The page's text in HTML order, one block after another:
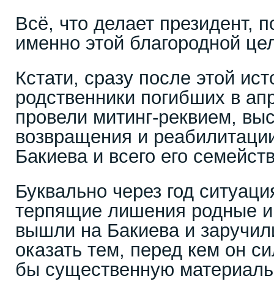
Всё, что делает президент,
именно этой благородной
Кстати, сразу после этой
родственники погибших в
провели митинг-реквием,
возвращения и
Бакиева и всего его
Буквально через год
терпящие лишения родные
вышли на Бакиева и
оказать тем, перед кем он
бы существенную